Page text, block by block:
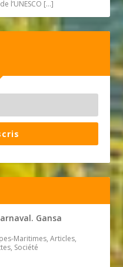
l’UNESCO […]
Gansa
Maritimes, Articles,
Société